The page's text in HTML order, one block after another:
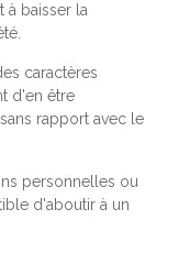
à baisser la
caractères
d'en être
rapport avec le
personnelles ou
d'aboutir à un